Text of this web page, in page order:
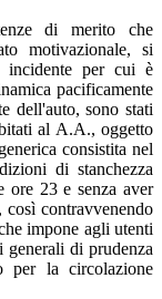
di merito che
motivazionale, si
incidente per cui è
pacificamente
dell'auto, sono stati
al A.A., oggetto
consistita nel
di stanchezza
23 e senza aver
contravvenendo
impone agli utenti
di prudenza
per la circolazione